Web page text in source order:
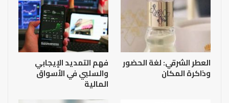
العطر الشرقي: لغة الحضور
وذاكرة المكان
فهم التمديد الإيجابي
والسلبي في الأسواق
المالية